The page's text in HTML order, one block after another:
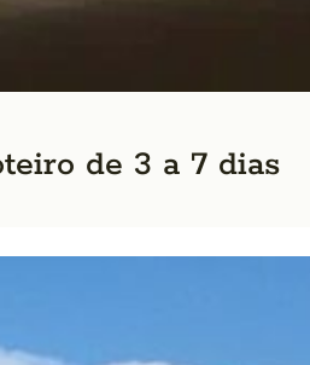
de 3 a 7 dias